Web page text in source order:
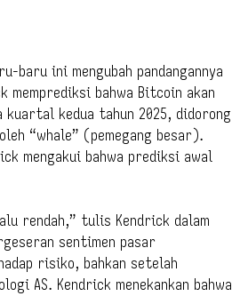
ini mengubah pandangannya
memprediksi bahwa Bitcoin akan
kedua tahun 2025, didorong
“whale” (pemegang besar).
mengakui bahwa prediksi awal
rendah,” tulis Kendrick dalam
sentimen pasar
risiko, bahkan setelah
AS. Kendrick menekankan bahwa